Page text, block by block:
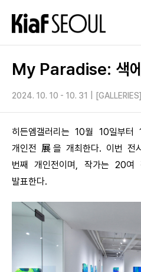
My Paradise: 색
2024. 10. 10 - 10. 31
히든엠갤러리는 10월 10일부터
개인전 展을 개최한다. 이번 전
번째 개인전이며, 작가는 20여
발표한다.